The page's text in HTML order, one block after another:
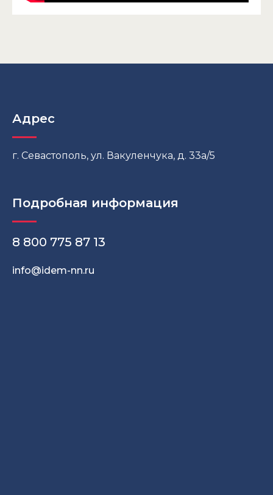
Адрес
г. Севастополь, ул. Вакуленчука, д. 33а/5
Подробная информация
8 800 775 87 13
info@idem-nn.ru